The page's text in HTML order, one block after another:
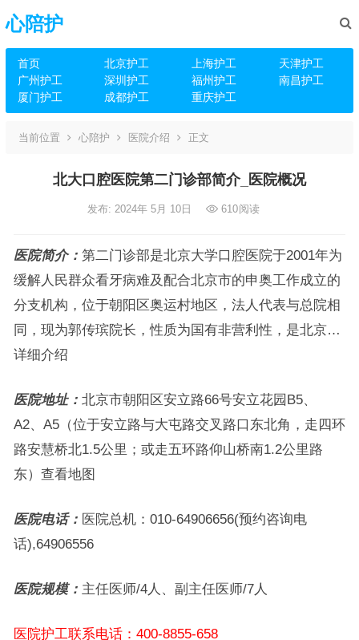
心陪护
首页 北京护工 上海护工
天津护工
广州护工
深圳护工 福州护工
南昌护工
厦门护工
成都护工 重庆护工
当前位置 心陪护 医院介绍 正文
北大口腔医院第二门诊部简介_医院概况
发布: 2024年 5月 10日 610阅读
医院简介： 第二门诊部是北京大学口腔医院于2001年为
缓解人民群众看牙病难及配合北京市的申奥工作成立的
分支机构，位于朝阳区奥运村地区，法人代表与总院相
同，现为郭传瑸院长，性质为国有非营利性，是北京…
详细介绍
医院地址： 北京市朝阳区安立路66号安立花园B5、
A2、A5（位于安立路与大屯路交叉路口东北角，走四环
路安慧桥北1.5公里；或走五环路仰山桥南1.2公里路
东）查看地图
医院电话： 医院总机：010-64906656(预约咨询电
话),64906556
医院规模： 主任医师/4人、副主任医师/7人
医院护工联系电话：400-8855-658